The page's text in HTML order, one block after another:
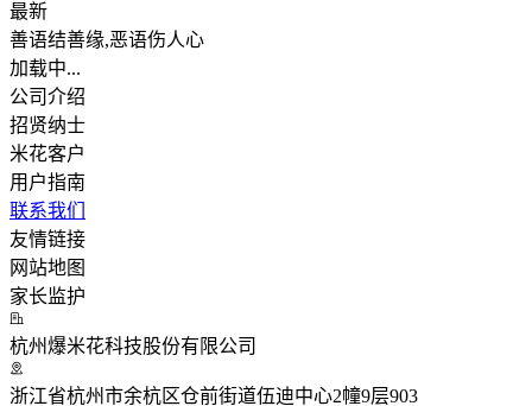
最新
善语结善缘,恶语伤人心
加载中...
公司介绍
招贤纳士
米花客户
用户指南
联系我们
友情链接
网站地图
家长监护
杭州爆米花科技股份有限公司
浙江省杭州市余杭区仓前街道伍迪中心2幢9层903